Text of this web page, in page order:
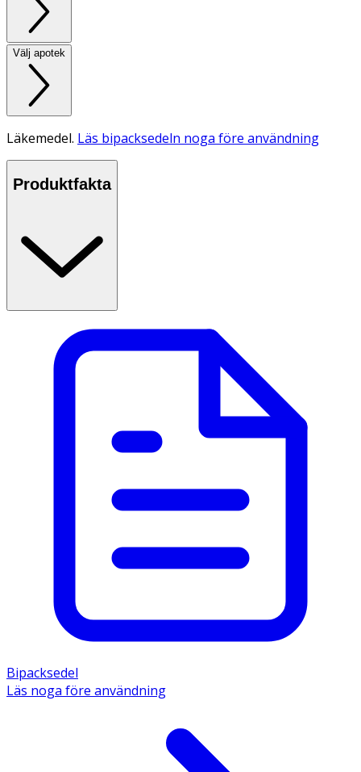
Välj apotek
Läkemedel. Läs bipacksedeln noga före användning
Produktfakta
Bipacksedel
Läs noga före användning